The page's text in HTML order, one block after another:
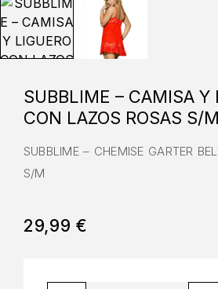
SUBBLIME – CAMISA Y
CON LAZOS ROSAS S/M
SUBBLIME – CHEMISE GARTER
S/M
29,99 €